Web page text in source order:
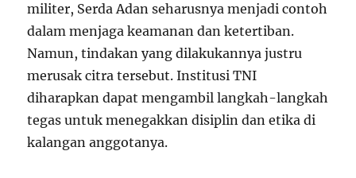
militer, Serda Adan seharusnya menjadi contoh
dalam menjaga keamanan dan ketertiban.
Namun, tindakan yang dilakukannya justru
merusak citra tersebut. Institusi TNI
diharapkan dapat mengambil langkah-langkah
tegas untuk menegakkan disiplin dan etika di
kalangan anggotanya.